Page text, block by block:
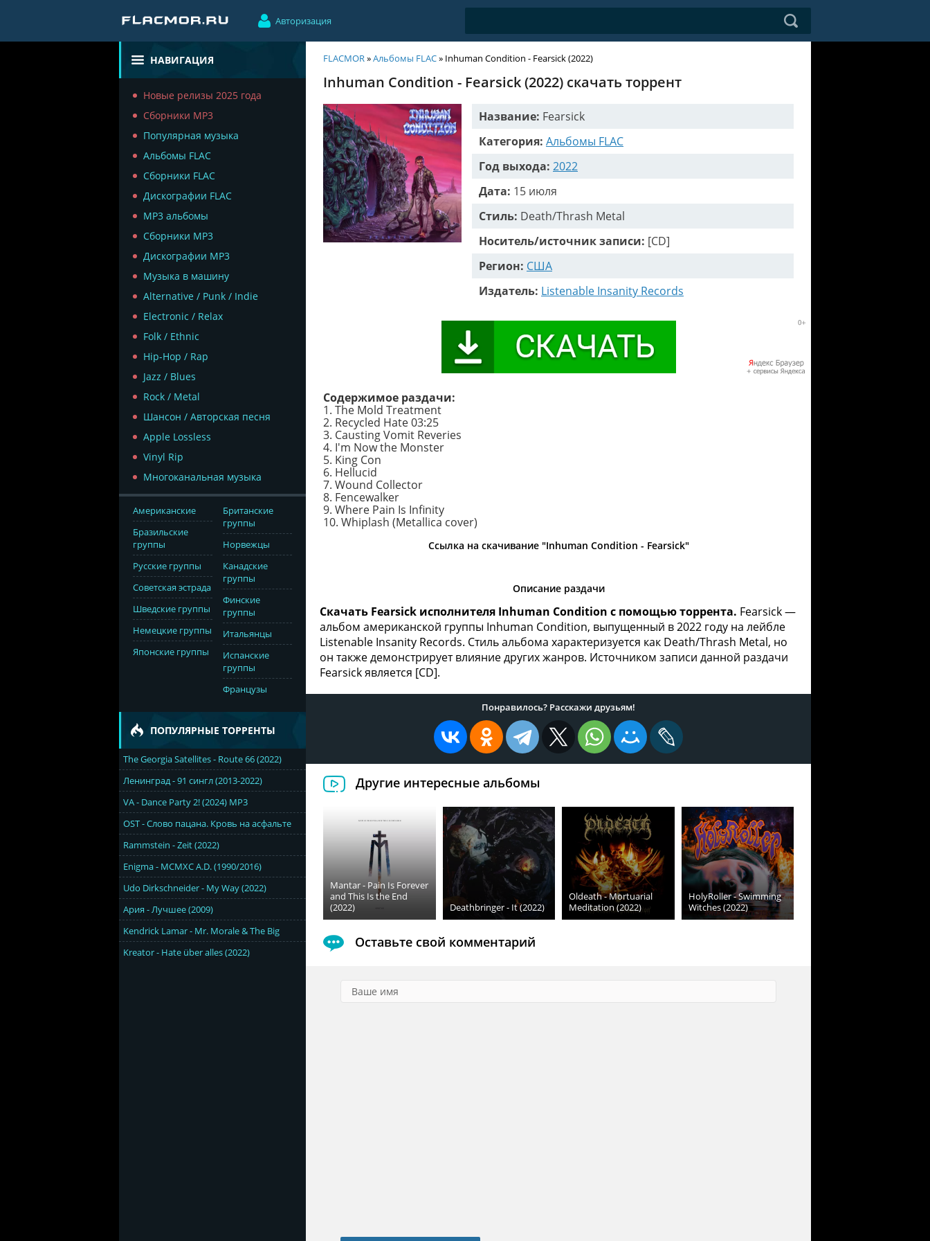
Авторизация
НАВИГАЦИЯ
Новые релизы 2025 года
Сборники MP3
Популярная музыка
Альбомы FLAC
Сборники FLAC
Дискографии FLAC
MP3 альбомы
Сборники MP3
Дискографии MP3
Музыка в машину
Alternative / Punk / Indie
Electronic / Relax
Folk / Ethnic
Hip-Hop / Rap
Jazz / Blues
Rock / Metal
Шансон / Авторская песня
Apple Lossless
Vinyl Rip
Многоканальная музыка
Американские
Бразильские
группы
Русские группы
Советская эстрада
Шведские группы
Немецкие группы
Японские группы
Британские
группы
Норвежцы
Канадские
группы
Финские
группы
Итальянцы
Испанские
группы
Французы
ПОПУЛЯРНЫЕ ТОРРЕНТЫ
The Georgia Satellites - Route 66 (2022)
Ленинград - 91 сингл (2013-2022)
VA - Dance Party 2! (2024) MP3
OST - Слово пацана. Кровь на асфальте
Rammstein - Zeit (2022)
Enigma - MCMXC A.D. (1990/2016)
Udo Dirkschneider - My Way (2022)
Ария - Лучшее (2009)
Kendrick Lamar - Mr. Morale & The Big
Kreator - Hate über alles (2022)
FLACMOR»Альбомы FLAC» Inhuman Condition - Fearsick (2022)
Inhuman Condition - Fearsick (2022) скачать торрент
Название: Fearsick
Категория: Альбомы FLAC
Год выхода: 2022
Дата: 15 июля
Стиль: Death/Thrash Metal
Носитель/источник записи: [CD]
Регион: США
Издатель: Listenable Insanity Records
Содержимое раздачи:
1. The Mold Treatment
2. Recycled Hate 03:25
3. Causting Vomit Reveries
4. I'm Now the Monster
5. King Con
6. Hellucid
7. Wound Collector
8. Fencewalker
9. Where Pain Is Infinity
10. Whiplash (Metallica cover)
Ссылка на скачивание "Inhuman Condition - Fearsick"
Описание раздачи
Скачать Fearsick исполнителя Inhuman Condition с помощью торрента. Fearsick —
альбом американской группы Inhuman Condition, выпущенный в 2022 году на лейбле
Listenable Insanity Records. Стиль альбома характеризуется как Death/Thrash Metal, но
он также демонстрирует влияние других жанров. Источником записи данной раздачи
Fearsick является [CD].
Понравилось? Расскажи друзьям!
Другие интересные альбомы
Mantar - Pain Is Forever
and This Is the End
(2022)
Deathbringer - It (2022)
Oldeath - Mortuarial
Meditation (2022)
HolyRoller - Swimming
Witches (2022)
Оставьте свой комментарий